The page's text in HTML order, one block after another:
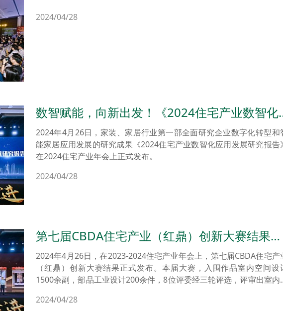
2024/04/28
数智赋能，向新出发！《2024住宅产业数智化
应用发展研究报告》正式发布
2024年4月26日，家装、家居行业第一部全面研究企业数字化转型和
能家居应用发展的研究成果《2024住宅产业数智化应用发展研究报告
在2024住宅产业年会上正式发布。
2024/04/28
第七届CBDA住宅产业（红鼎）创新大赛结果
+《2024家装设计洞察》正式发布
2024年4月26日，在2023-2024住宅产业年会上，第七届CBDA住宅产
（红鼎）创新大赛结果正式发布。本届大赛，入围作品室内空间设
1500余副，部品工业设计200余件，8位评委经三轮评选，评审出室内
项七项（红鼎综合、红鼎风格、红鼎创想、红鼎视觉、红鼎空间、红
2024/04/28